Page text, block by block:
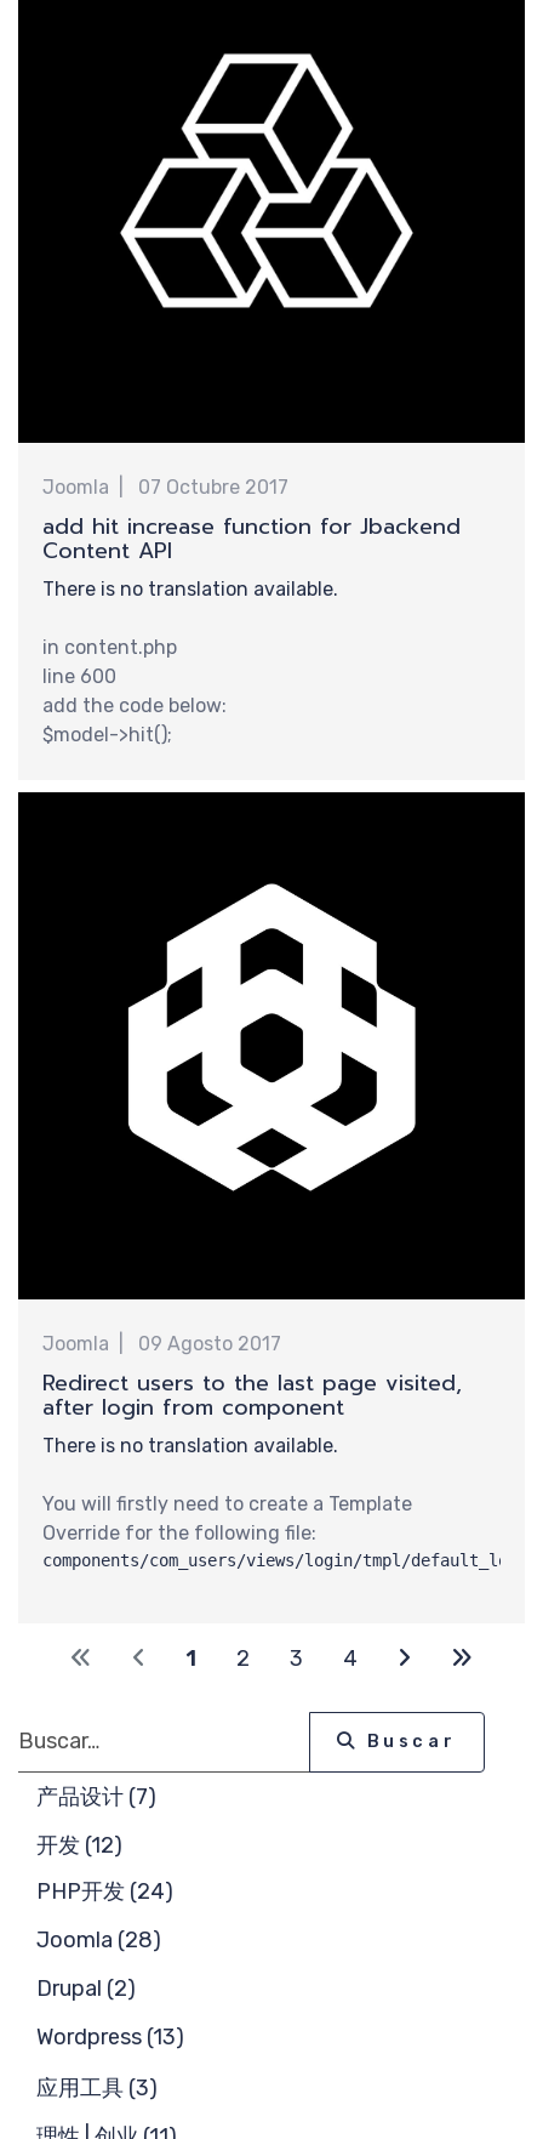
提
交
需
求
Joomla 07 Octubre 2017
add hit increase function for Jbackend
Content API
There is no translation available.
in content.php
line 600
add the code below:
$model->hit();
Joomla 09 Agosto 2017
Redirect users to the last page visited,
after login from component
There is no translation available.
You will firstly need to create a Template
Override for the following file:
components/com_users/views/login/tmpl/
1 2 3 4
Buscar
产品设计 (7)
开发 (12)
PHP开发 (24)
Joomla (28)
Drupal (2)
Wordpress (13)
应用工具 (3)